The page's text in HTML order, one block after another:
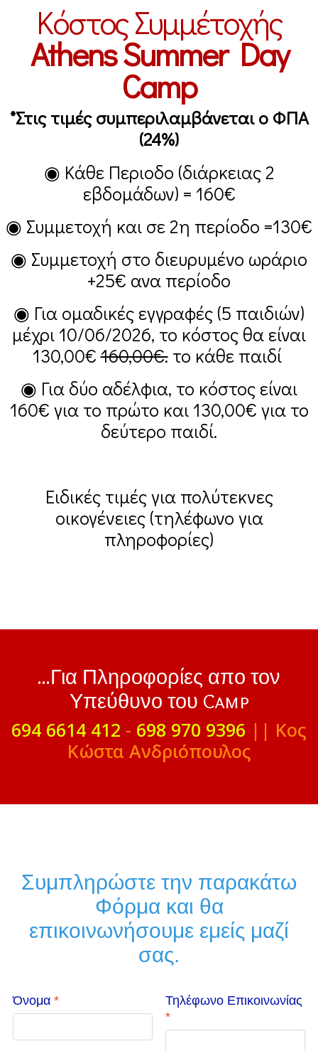
Κόστος Συμμέτοχής
Athens Summer Day
Camp
*Στις τιμές συμπεριλαμβάνεται ο ΦΠΑ
(24%)
◉ Κάθε Περιοδο (διάρκειας 2
εβδομάδων) = 160€
◉ Συμμετοχή και σε 2η περίοδο =130€
◉ Συμμετοχή στο διευρυμένο ωράριο
+25€ ανα περίοδο
◉ Για ομαδικές εγγραφές (5 παιδιών)
μέχρι 10/06/2026, το κόστος θα είναι
130,00€160,00€.το κάθε παιδί
◉ Για δύο αδέλφια, το κόστος είναι
160€ για το πρώτο και 130,00€ για το
δεύτερο παιδί.
Ειδικές τιμές για πολύτεκνες
οικογένειες (τηλέφωνο για
πληροφορίες)
...Για Πληροφορίες απο τον
Υπεύθυνο του Camp
694 6614 412 - 698 970 9396 || Κος
Κώστα Ανδριόπουλος
Συμπληρώστε την παρακάτω
Φόρμα και θα
επικοινωνήσουμε εμείς μαζί
σας.
Όνομα *
Τηλέφωνο Επικοινωνίας
*